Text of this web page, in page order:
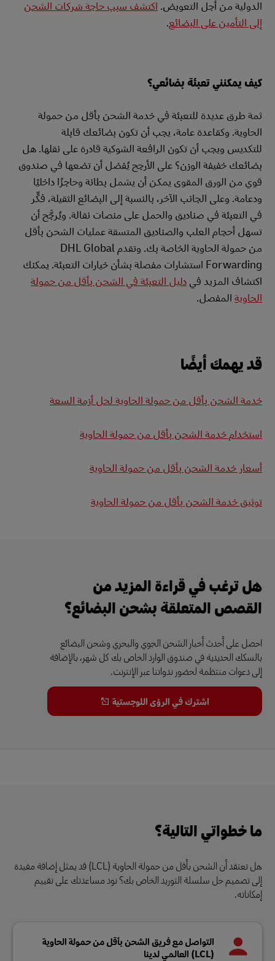
الدولية من أجل التعويض. اكتشف سبب حاجة شركات الشحن
إلى التأمين على البضائع.
كيف يمكنني تعبئة بضائعي؟
ثمة طرق عديدة للتعبئة في خدمة الشحن بأقل من حمولة
الحاوية. وكقاعدة عامة، يجب أن تكون بضائعك قابلة
للتكديس ويجب أن تكون الرافعة الشوكية قادرة على نقلها. هل
بضائعك خفيفة الوزن؟ على الأرجح يُفضل أن تضعها في صندوق
قوي من الورق المقوى يمكن أن يشمل بطانة وحاجزًا داخليًا
ودعامة. وعلى الجانب الآخر، بالنسبة إلى البضائع الثقيلة، فكِّر
في التعبئة في صناديق والحمل على منصات نقالة. ويُرجَّح أن
تسهل أحجام العلب والصناديق المتسقة عمليات الشحن بأقل
من حمولة الحاوية الخاصة بك. وتقدم DHL Global
Forwarding استشارات مفصلة بشأن خيارات التعبئة. يمكنك
اكتشاف المزيد فيدليل التعبئة في الشحن بأقل من حمولة
الحاويةالمفصل.
قد يهمك أيضًا
خدمة الشحن بأقل من حمولة الحاوية لحل أزمة السعة
استخدام خدمة الشحن بأقل من حمولة الحاوية
أسعار خدمة الشحن بأقل من حمولة الحاوية
توثيق خدمة الشحن بأقل من حمولة الحاوية
هل ترغب في قراءة المزيد من
القصص المتعلقة بشحن البضائع؟
احصل على أحدث أخبار الشحن الجوي والبحري وشحن البضائع
بالسكك الحديدية في صندوق الوارد الخاص بك كل شهر، بالإضافة
إلى دعوات منتظمة لحضور ندواتنا عبر الإنترنت.
اشترك في الرؤى اللوجستية
ما خطواتي التالية؟
هل تعتقد أن الشحن بأقل من حمولة الحاوية (LCL) قد يمثل إضافة مفيدة
إلى تصميم حل سلسلة التوريد الخاص بك؟ نود مساعدتك على تقييم
إمكاناته.
التواصل مع فريق الشحن بأقل من حمولة الحاوية
(LCL) العالمي لدينا